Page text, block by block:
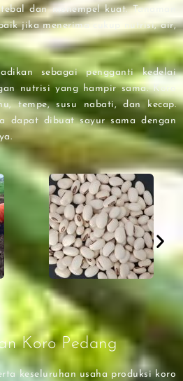
dan menempel kuat. Tanaman
jika menerima cukup nutrisi, air,
sebagai pengganti kedelai
nutrisi yang hampir sama. Koro
tempe, susu nabati, dan kecap.
dapat dibuat sayur sama dengan
Koro Pedang
keseluruhan usaha produksi koro